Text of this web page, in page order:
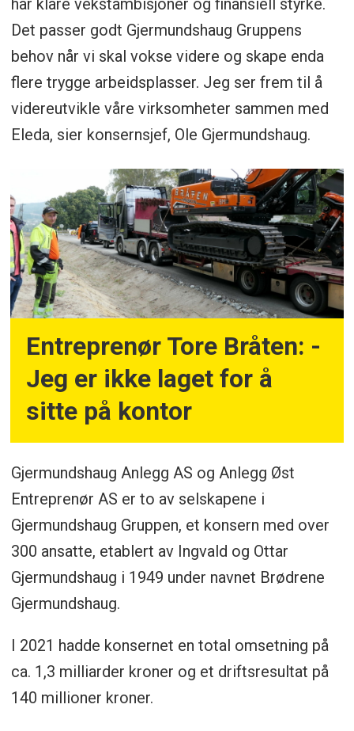
Det passer godt Gjermundshaug Gruppens
behov når vi skal vokse videre og skape enda
flere trygge arbeidsplasser. Jeg ser frem til å
videreutvikle våre virksomheter sammen med
Eleda, sier konsernsjef, Ole Gjermundshaug.
Entreprenør Tore Bråten: -
Jeg er ikke laget for å
sitte på kontor
Gjermundshaug Anlegg AS og Anlegg Øst
Entreprenør AS er to av selskapene i
Gjermundshaug Gruppen, et konsern med over
300 ansatte, etablert av Ingvald og Ottar
Gjermundshaug i 1949 under navnet Brødrene
Gjermundshaug.
I 2021 hadde konsernet en total omsetning på
ca. 1,3 milliarder kroner og et driftsresultat på
140 millioner kroner.